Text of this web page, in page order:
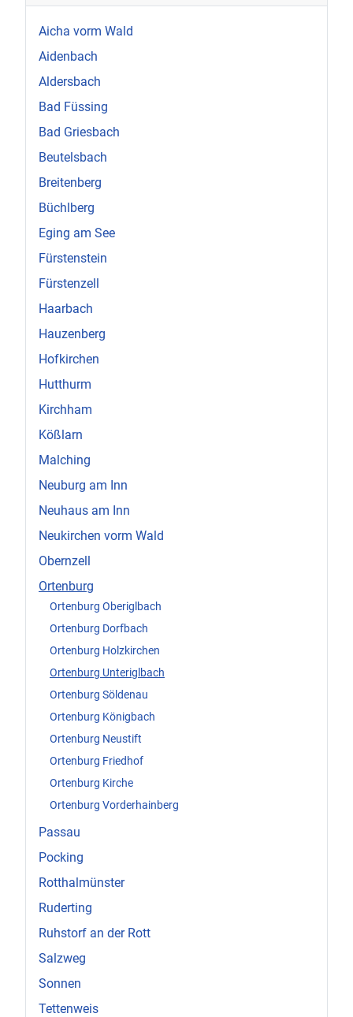
Aicha vorm Wald
Aidenbach
Aldersbach
Bad Füssing
Bad Griesbach
Beutelsbach
Breitenberg
Büchlberg
Eging am See
Fürstenstein
Fürstenzell
Haarbach
Hauzenberg
Hofkirchen
Hutthurm
Kirchham
Kößlarn
Malching
Neuburg am Inn
Neuhaus am Inn
Neukirchen vorm Wald
Obernzell
Ortenburg
Ortenburg Oberiglbach
Ortenburg Dorfbach
Ortenburg Holzkirchen
Ortenburg Unteriglbach
Ortenburg Söldenau
Ortenburg Königbach
Ortenburg Neustift
Ortenburg Friedhof
Ortenburg Kirche
Ortenburg Vorderhainberg
Passau
Pocking
Rotthalmünster
Ruderting
Ruhstorf an der Rott
Salzweg
Sonnen
Tettenweis